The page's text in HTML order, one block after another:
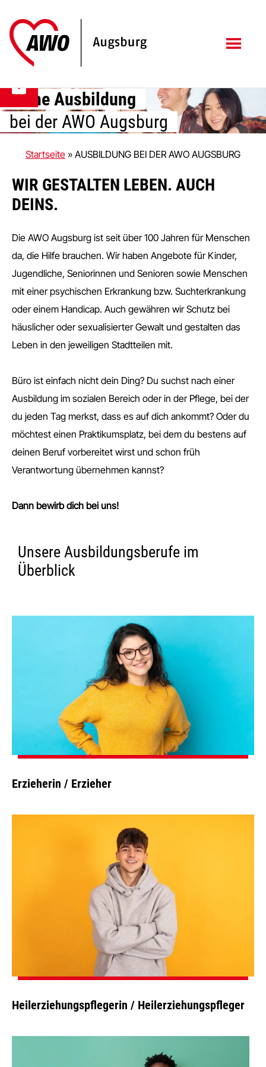
Inhalt
springen
Fußzeile
springen
Deine Ausbildung
bei der AWO Augsburg
Startseite » AUSBILDUNG BEI DER AWO AUGSBURG
WIR GESTALTEN LEBEN. AUCH
DEINS.
Die AWO Augsburg ist seit über 100 Jahren für Menschen
da, die Hilfe brauchen. Wir haben Angebote für Kinder,
Jugendliche, Seniorinnen und Senioren sowie Menschen
mit einer psychischen Erkrankung bzw. Suchterkrankung
oder einem Handicap. Auch gewähren wir Schutz bei
häuslicher oder sexualisierter Gewalt und gestalten das
Leben in den jeweiligen Stadtteilen mit.
Büro ist einfach nicht dein Ding? Du suchst nach einer
Ausbildung im sozialen Bereich oder in der Pflege, bei der
du jeden Tag merkst, dass es auf dich ankommt? Oder du
möchtest einen Praktikumsplatz, bei dem du bestens auf
deinen Beruf vorbereitet wirst und schon früh
Verantwortung übernehmen kannst?
Dann bewirb dich bei uns!
Unsere Ausbildungsberufe im
Überblick
Erzieherin / Erzieher
Heilerziehungspflegerin / Heilerziehungspfleger